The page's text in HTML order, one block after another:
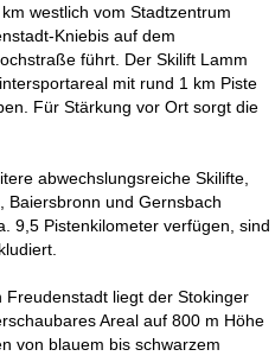
westlich vom Stadtzentrum
Kniebis auf dem
führt. Der Skilift Lamm
mit rund 1 km Piste
Für Stärkung vor Ort sorgt die
abwechslungsreiche Skilifte,
Baiersbronn und Gernsbach
9,5 Pistenkilometer verfügen, sind
liegt der Stokinger
Areal auf 800 m Höhe
von blauem bis schwarzem